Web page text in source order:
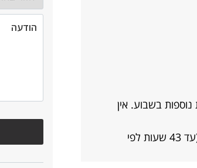
לעבוד עד 12 שעות ביום, ועד 15 שעות נוספות בשבוע. אין
במקרה של עבודה נוספת על המעביד לשלם בעדה בהתאם לחוק (עד 43 שעות לפי